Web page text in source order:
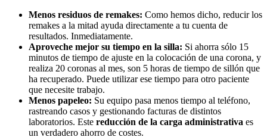
Menos residuos de remakes: Como hemos dicho, reducir los
remakes a la mitad ayuda directamente a tu cuenta de
resultados. Inmediatamente.
Aproveche mejor su tiempo en la silla: Si ahorra sólo 15
minutos de tiempo de ajuste en la colocación de una corona, y
realiza 20 coronas al mes, son 5 horas de tiempo de sillón que
ha recuperado. Puede utilizar ese tiempo para otro paciente
que necesite trabajo.
Menos papeleo: Su equipo pasa menos tiempo al teléfono,
rastreando casos y gestionando facturas de distintos
laboratorios. Este reducción de la carga administrativa es
un verdadero ahorro de costes.